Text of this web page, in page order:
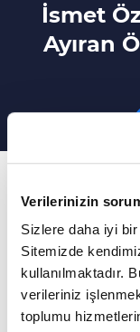
Verilerinizin
Sizlere daha iyi
Sitemizde
kullanılmaktadır.
verileriniz
toplumu
İsmet
Ayıran
Mürekkep
Özel'in Şiir dili
Prof. Dr. Ali
Turgay Anar'ın